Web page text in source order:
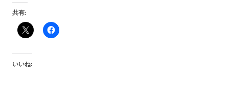
共有:
いいね: